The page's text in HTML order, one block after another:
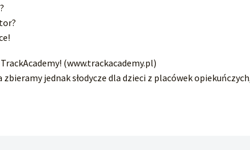
(www.trackacademy.pl)
jednak słodycze dla dzieci z placówek